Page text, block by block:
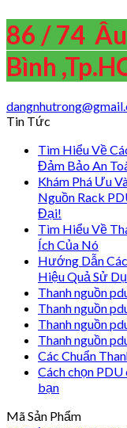
86 / 74
Bình
Tin Tức
Tìm Hiểu Về
Đảm Bảo An
Khám Phá Ưu
Nguồn Rack
Đại!
Tìm Hiểu Về
Ích Của Nó
Hướng Dẫn
Hiệu Quả Sử
Thanh nguồn
Thanh nguồn
Thanh nguồn
Thanh nguồn
Các Chuẩn
Cách chọn
bạn
Mã Sản Phẩm